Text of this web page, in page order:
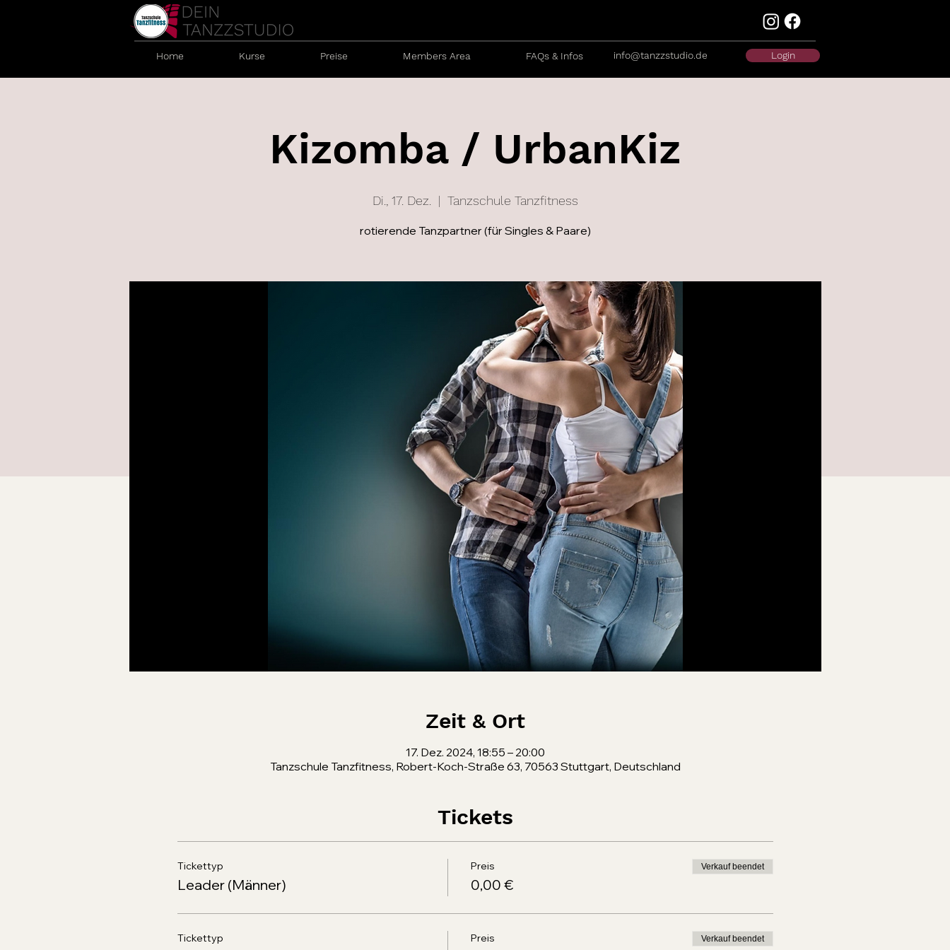
Home Kurse Preise Members Area FAQs & Infos Login
info@tanzzstudio.de
Kizomba / UrbanKiz
Di., 17. Dez.
  |
Tanzschule Tanzfitness
rotierende Tanzpartner (für Singles & Paare)
Zeit & Ort
17. Dez. 2024, 18:55 – 20:00
Tanzschule Tanzfitness, Robert-Koch-Straße 63, 70563 Stuttgart, Deutschland
Tickets
Tickettyp
Leader (Männer)
Preis
0,00 €
Verkauf beendet
Tickettyp Preis Verkauf beendet